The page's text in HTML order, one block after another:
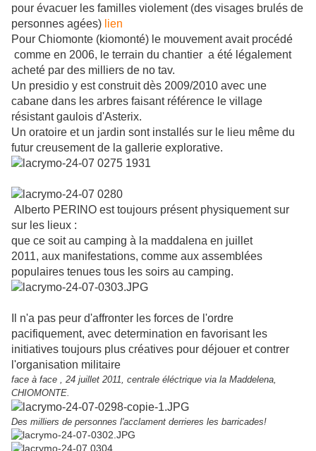
pour évacuer les familles violement (des visages brulés de
personnes agées) lien
Pour Chiomonte (kiomonté) le mouvement avait procédé
comme en 2006, le terrain du chantier a été légalement
acheté par des milliers de no tav.
Un presidio y est construit dès 2009/2010 avec une
cabane dans les arbres faisant référence le village
résistant gaulois d'Asterix.
Un oratoire et un jardin sont installés sur le lieu même du
futur creusement de la gallerie explorative.
Alberto PERINO est toujours présent physiquement sur
sur les lieux :
que ce soit au camping à la maddalena en juillet
2011, aux manifestations, comme aux assemblées
populaires tenues tous les soirs au camping.
Il n'a pas peur d'affronter les forces de l'ordre
pacifiquement, avec determination en favorisant les
initiatives toujours plus créatives pour déjouer et contrer
l'organisation militaire
face à face , 24 juillet 2011, centrale éléctrique via la Maddelena,
CHIOMONTE.
Des milliers de personnes l'acclament derrieres les barricades!